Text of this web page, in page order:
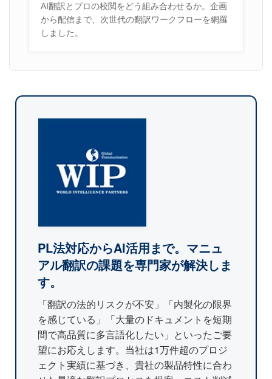
AI翻訳とプロの校閲をどう組み合わせるか。企画
から配信まで、次世代の翻訳ワークフローを網羅
しました。
PL法対応からAI活用まで。マニュ
アル翻訳の課題を専門家が解決しま
す。
「翻訳の法的リスクが不安」「内製化の限界
を感じている」「大量のドキュメントを短期
間で高品質に多言語化したい」といったご要
望にお応えします。当社は1万件超のプロジ
ェクト実績に基づき、貴社の製品特性に合わ